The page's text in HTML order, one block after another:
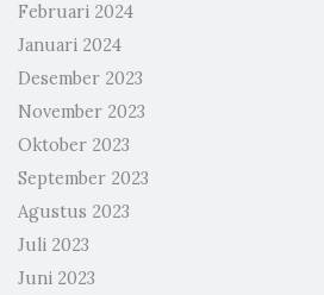
Februari 2024
Januari 2024
Desember 2023
November 2023
Oktober 2023
September 2023
Agustus 2023
Juli 2023
Juni 2023